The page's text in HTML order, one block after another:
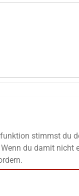
stimmst du
du damit